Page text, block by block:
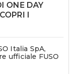
ONE DAY
I
Italia SpA,
ufficiale FUSO